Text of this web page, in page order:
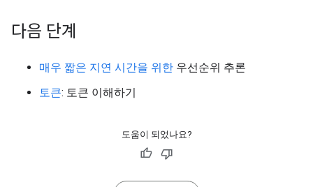
다음 단계
매우 짧은 지연 시간을 위한 우선순위 추론
토큰: 토큰 이해하기
도움이 되었나요?